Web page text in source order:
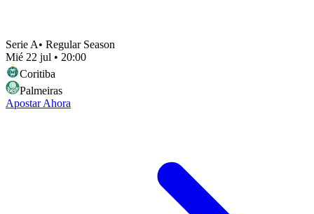
Serie A• Regular Season
Mié 22 jul • 20:00
Coritiba
Palmeiras
Apostar Ahora